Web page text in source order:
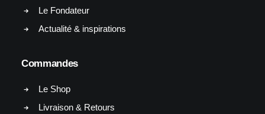
Le Fondateur
Actualité & inspirations
Commandes
Le Shop
Livraison & Retours